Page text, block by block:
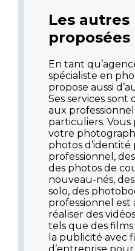
Les
En tant
spécialiste en
propose aussi
Ses services sont
aux
particuliers.
votre
photos d’identité
professionnel,
des photos de
nouveau-nés,
solo, des
professionnel est
réaliser des
tels que des
la publicité avec